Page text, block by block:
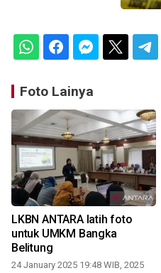
Foto Lainya
LKBN ANTARA latih foto
untuk UMKM Bangka
Belitung
24 January 2025 19:48 WIB, 2025